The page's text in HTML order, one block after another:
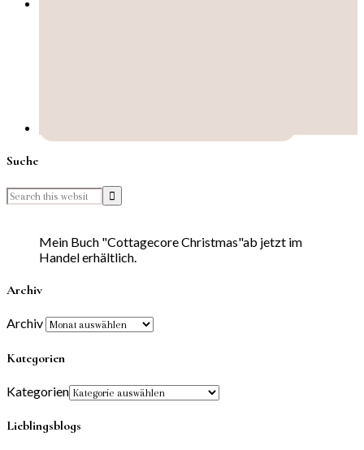
Suche
Mein Buch "Cottagecore Christmas"ab jetzt im
Handel erhältlich.
Archiv
Archiv
Kategorien
Kategorien
Lieblingsblogs